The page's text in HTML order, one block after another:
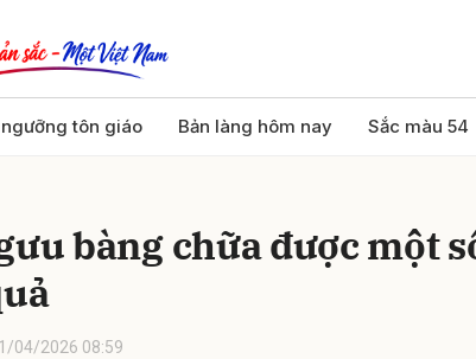
tôn giáo Bản làng hôm nay Sắc màu 54
bàng chữa được một
04/2026 08:59
Gửi bình luận